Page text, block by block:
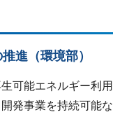
進（環境部）
可能エネルギー利
発事業を持続可能